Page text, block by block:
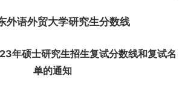
外语外贸大学研究生分数线
年硕士研究生招生复试分数线和复试名
单的通知